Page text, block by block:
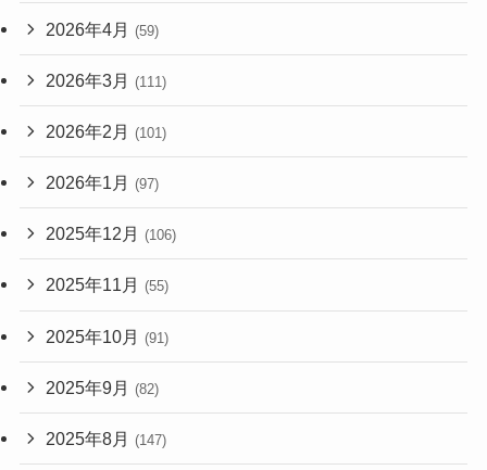
2026年4月 (59)
2026年3月 (111)
2026年2月 (101)
2026年1月 (97)
2025年12月 (106)
2025年11月 (55)
2025年10月 (91)
2025年9月 (82)
2025年8月 (147)